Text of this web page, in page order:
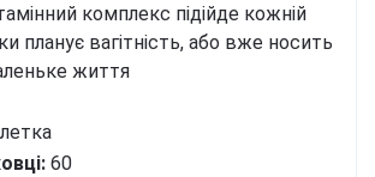
комплекс підійде кожній
планує вагітність, або вже носить
життя
60